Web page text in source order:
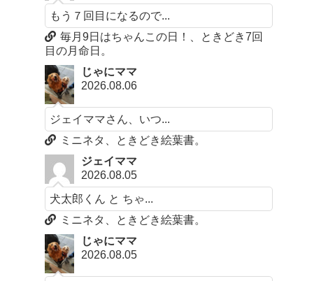
もう７回目になるので...
毎月9日はちゃんこの日！、ときどき7回
目の月命日。
じゃにママ
2026.08.06
ジェイママさん、いつ...
ミニネタ、ときどき絵葉書。
ジェイママ
2026.08.05
犬太郎くん と ちゃ...
ミニネタ、ときどき絵葉書。
じゃにママ
2026.08.05